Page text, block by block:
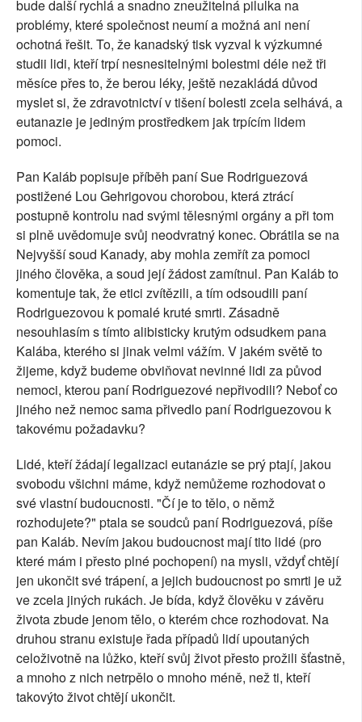
bude další rychlá a snadno zneužitelná pilulka na
problémy, které společnost neumí a možná ani není
ochotná řešit. To, že kanadský tisk vyzval k výzkumné
studii lidi, kteří trpí nesnesitelnými bolestmi déle než tři
měsíce přes to, že berou léky, ještě nezakládá důvod
myslet si, že zdravotnictví v tišení bolesti zcela selhává, a
eutanazie je jediným prostředkem jak trpícím lidem
pomoci.
Pan Kaláb popisuje příběh paní Sue Rodriguezová
postižené Lou Gehrigovou chorobou, která ztrácí
postupně kontrolu nad svými tělesnými orgány a při tom
si plně uvědomuje svůj neodvratný konec. Obrátila se na
Nejvyšší soud Kanady, aby mohla zemřít za pomoci
jiného člověka, a soud její žádost zamítnul. Pan Kaláb to
komentuje tak, že etici zvítězili, a tím odsoudili paní
Rodriguezovou k pomalé kruté smrti. Zásadně
nesouhlasím s tímto alibisticky krutým odsudkem pana
Kalába, kterého si jinak velmi vážím. V jakém světě to
žijeme, když budeme obviňovat nevinné lidi za původ
nemoci, kterou paní Rodriguezové nepřivodili? Neboť co
jiného než nemoc sama přivedlo paní Rodriguezovou k
takovému požadavku?
Lidé, kteří žádají legalizaci eutanázie se prý ptají, jakou
svobodu všichni máme, když nemůžeme rozhodovat o
své vlastní budoucnosti. "Čí je to tělo, o němž
rozhodujete?" ptala se soudců paní Rodriguezová, píše
pan Kaláb. Nevím jakou budoucnost mají tito lidé (pro
které mám i přesto plné pochopení) na mysli, vždyť chtějí
jen ukončit své trápení, a jejich budoucnost po smrti je už
ve zcela jiných rukách. Je bída, když člověku v závěru
života zbude jenom tělo, o kterém chce rozhodovat. Na
druhou stranu existuje řada případů lidí upoutaných
celoživotně na lůžko, kteří svůj život přesto prožili šťastně,
a mnoho z nich netrpělo o mnoho méně, než ti, kteří
takovýto život chtějí ukončit.